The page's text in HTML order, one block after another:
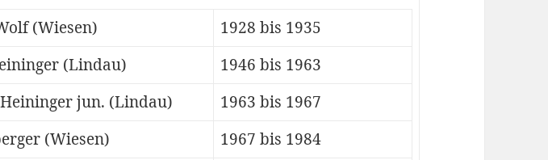
(Wiesen)
1928 bis 1935
(Lindau)
1946 bis 1963
jun. (Lindau)
1963 bis 1967
(Wiesen)
1967 bis 1984